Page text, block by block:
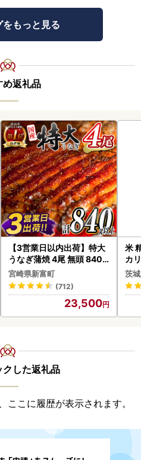
をもっと見る
め返礼品
【3営業日以内出荷】特大
うなぎ蒲焼 4尾 無頭 840g
以上 C388-840-3D
宮崎県新富町
(712)
23,500
米
カ
茨
クした返礼品
こに履歴が表示されます。